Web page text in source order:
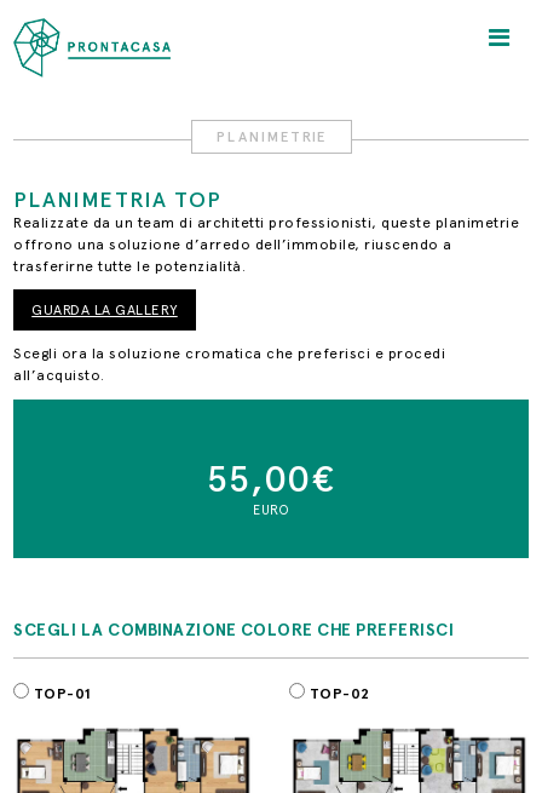
PLANIMETRIE
PLANIMETRIA TOP
Realizzate da un team di architetti professionisti, queste planimetrie
offrono una soluzione d’arredo dell’immobile, riuscendo a
trasferirne tutte le potenzialità.
GUARDA LA GALLERY
Scegli ora la soluzione cromatica che preferisci e procedi
all’acquisto.
55,00€
EURO
SCEGLI LA COMBINAZIONE COLORE CHE PREFERISCI
TOP-01 TOP-02